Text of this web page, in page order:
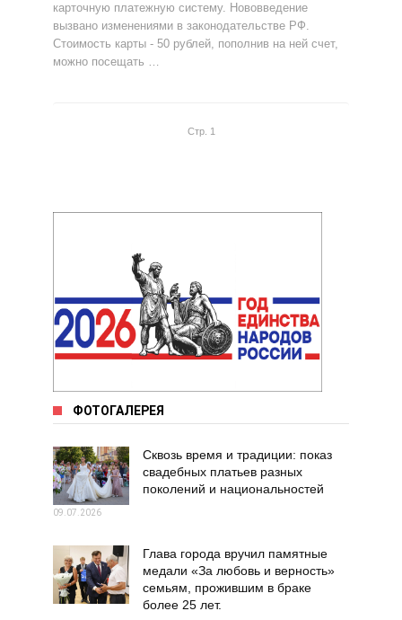
карточную платежную систему. Нововведение
вызвано изменениями в законодательстве РФ.
Стоимость карты - 50 рублей, пополнив на ней счет,
можно посещать …
Стр. 1
ФОТОГАЛЕРЕЯ
Сквозь время и традиции: показ
свадебных платьев разных
поколений и национальностей
09.07.2026
Глава города вручил памятные
медали «За любовь и верность»
семьям, прожившим в браке
более 25 лет.